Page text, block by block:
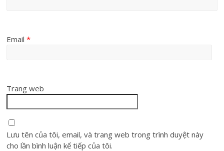
Email*
Trang web
Lưu tên của tôi, email, và trang web trong trình duyệt này
cho lần bình luận kế tiếp của tôi.